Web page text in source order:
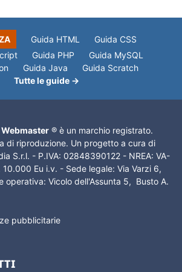
Guida HTML
Guida CSS
Guida PHP
Guida MySQL
Guida Java
Guida Scratch
Tutte le guide →
Webmaster ® è un marchio registrato.
di riproduzione. Un progetto a cura di
S.r.l. - P.IVA: 02848390122 - NREA: VA-
Eu i.v. - Sede legale: Via Varzi 6,
operativa: Vicolo dell'Assunta 5, Busto A.
pubblicitarie